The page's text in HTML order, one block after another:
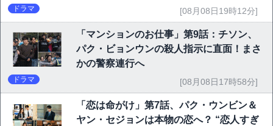
ドラマ [08月08日19時12分]
「マンションのお仕事」第9話：チソン、
パク・ビョンウンの殺人指示に直面！まさ
かの警察連行へ
ドラマ [08月08日17時58分]
「恋は命がけ」第7話、パク・ウンビン＆
ヤン・セジョンは本物の恋へ？ “恋人すぎ